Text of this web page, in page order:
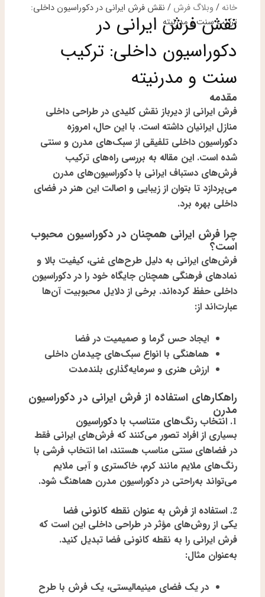
خانه / وبلاگ فرش / نقش فرش ایرانی در دکوراسیون داخلی:
ترکیب سنت و مدرنیته
نقش فرش ایرانی در
دکوراسیون داخلی: ترکیب
سنت و مدرنیته
مقدمه
فرش ایرانی از دیرباز نقش کلیدی در طراحی داخلی
منازل ایرانیان داشته است. با این حال، امروزه
دکوراسیون داخلی تلفیقی از سبک‌های مدرن و سنتی
شده است. این مقاله به بررسی راه‌های ترکیب
فرش‌های دستباف ایرانی با دکوراسیون‌های مدرن
می‌پردازد تا بتوان از زیبایی و اصالت این هنر در فضای
داخلی بهره برد.
چرا فرش ایرانی همچنان در دکوراسیون محبوب
است؟
فرش‌های ایرانی به دلیلطرح‌های غنی، کیفیت بالا و
نمادهای فرهنگی همچنان جایگاه خود را در دکوراسیون
داخلی حفظ کرده‌اند. برخی از دلایل محبوبیت آن‌ها
عبارت‌اند از:
ایجاد حس گرما و صمیمیت در فضا
هماهنگی با انواع سبک‌های چیدمان داخلی
ارزش هنری و سرمایه‌گذاری بلندمدت
راهکارهای استفاده از فرش ایرانی در دکوراسیون
مدرن
1. انتخاب رنگ‌های متناسب با دکوراسیون
بسیاری از افراد تصور می‌کنند که فرش‌های ایرانی فقط
در فضاهای سنتی مناسب هستند، اما انتخاب فرشی با
رنگ‌های ملایم مانندکرم، خاکستری و آبی ملایم
می‌تواند به‌راحتی در دکوراسیون مدرن هماهنگ شود.
2. استفاده از فرش به عنوان نقطه کانونی فضا
یکی از روش‌های مؤثر در طراحی داخلی این است که
فرش ایرانی را به نقطه کانونی فضا تبدیل کنید.
به‌عنوان مثال:
در یک فضای مینیمالیستی، یک فرش با طرح